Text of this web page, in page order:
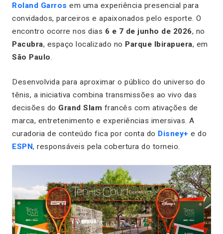
Roland Garros em uma experiência presencial para
convidados, parceiros e apaixonados pelo esporte. O
encontro ocorre nos dias 6 e 7 de junho de 2026, no
Pacubra, espaço localizado no Parque Ibirapuera, em
São Paulo.
Desenvolvida para aproximar o público do universo do
tênis, a iniciativa combina transmissões ao vivo das
decisões do Grand Slam francês com ativações de
marca, entretenimento e experiências imersivas. A
curadoria de conteúdo fica por conta do Disney+ e do
ESPN, responsáveis pela cobertura do torneio.